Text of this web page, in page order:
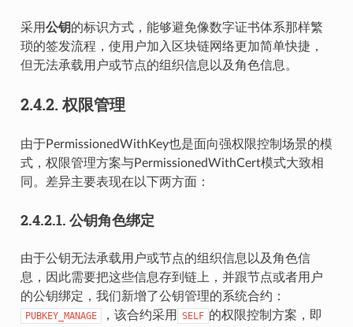
采用公钥的标识方式，能够避免像数字证书体系那样繁
琐的签发流程，使用户加入区块链网络更加简单快捷，
但无法承载用户或节点的组织信息以及角色信息。
2.4.2.权限管理
由于PermissionedWithKey也是面向强权限控制场景的模
式，权限管理方案与PermissionedWithCert模式大致相
同。差异主要表现在以下两方面：
2.4.2.1. 公钥角色绑定
由于公钥无法承载用户或节点的组织信息以及角色信
息，因此需要把这些信息存到链上，并跟节点或者用户
的公钥绑定，我们新增了公钥管理的系统合约：
PUBKEY_MANAGE ，该合约采用 SELF 的权限控制方案，即